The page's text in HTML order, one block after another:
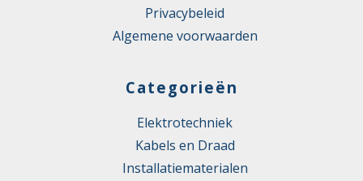
Privacybeleid
Algemene voorwaarden
Categorieën
Elektrotechniek
Kabels en Draad
Installatiematerialen